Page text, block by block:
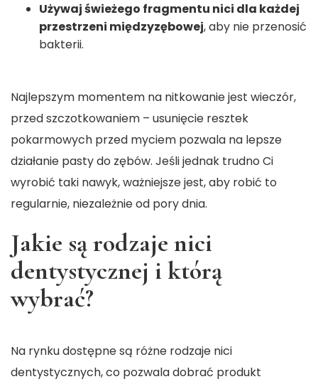
Używaj świeżego fragmentu nici dla każdej
przestrzeni międzyzębowej, aby nie przenosić
bakterii.
Najlepszym momentem na nitkowanie jest wieczór,
przed szczotkowaniem – usunięcie resztek
pokarmowych przed myciem pozwala na lepsze
działanie pasty do zębów. Jeśli jednak trudno Ci
wyrobić taki nawyk, ważniejsze jest, aby robić to
regularnie, niezależnie od pory dnia.
Jakie są rodzaje nici
dentystycznej i którą
wybrać?
Na rynku dostępne są różne rodzaje nici
dentystycznych, co pozwala dobrać produkt